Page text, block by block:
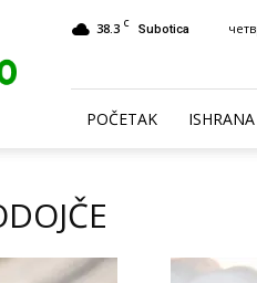
38.3 C Subotica
POČETAK ISHRANA